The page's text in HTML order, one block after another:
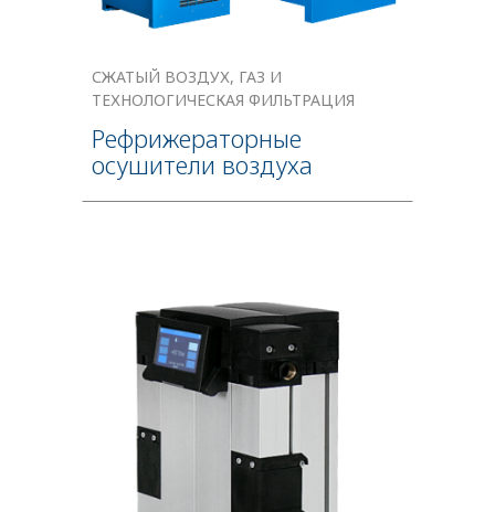
СЖАТЫЙ ВОЗДУХ, ГАЗ И
ТЕХНОЛОГИЧЕСКАЯ ФИЛЬТРАЦИЯ
Рефрижераторные
осушители воздуха